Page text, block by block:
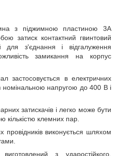
з піджимною пластиною 3А
затиск контактний гвинтовий
для з'єднання і відгалуження
замикання на корпус
застосовується в електричних
номінальною напругою до 400 В і
затискачів і легко може бути
кількістю клемних пар.
виконується шляхом
з ударостійкого,